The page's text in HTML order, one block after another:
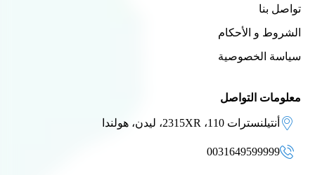
تواصل بنا
الشروط و الأحكام
سياسة الخصوصية
معلومات التواصل
أنتيلنسترات 110، 2315XR، ليدن، هولندا
0031649599999